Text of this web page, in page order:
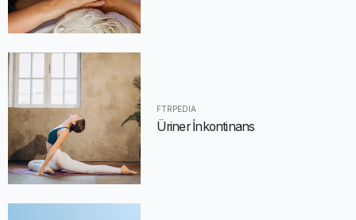
FTRPEDIA
Üriner İnkontinans